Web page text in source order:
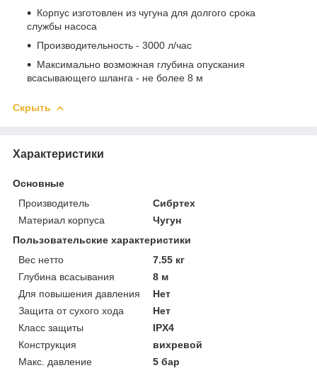
Корпус изготовлен из чугуна для долгого срока
службы насоса
Производительность - 3000 л/час
Максимально возможная глубина опускания
всасывающего шланга - не более 8 м
Скрыть
Характеристики
Основные
Производитель
Сибртех
Материал корпуса
Чугун
Пользовательские характеристики
Вес нетто
7.55 кг
Глубина всасывания
8 м
Для повышения давления
Нет
Защита от сухого хода
Нет
Класс защиты
IPX4
Конструкция
вихревой
Макс. давление
5 бар